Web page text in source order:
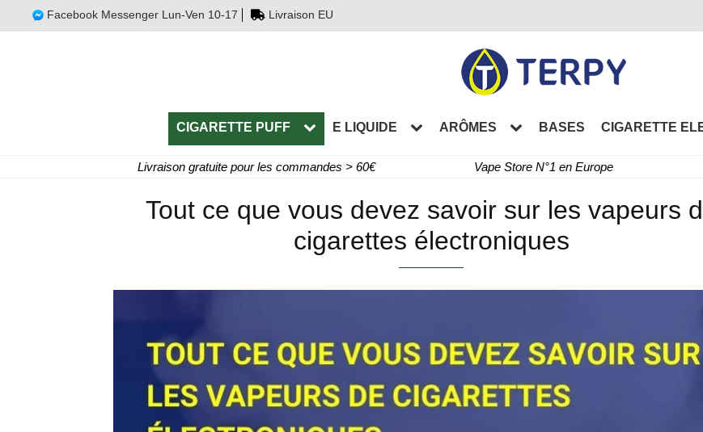
Facebook Messenger Lun-Ven 10-17 Livraison EU
CIGARETTE PUFF E LIQUIDE ARÔMES BASES CIGARETTE
Livraison gratuite pour les commandes > 60€ Vape Store N°1 en Europe
Tout ce que vous devez savoir sur les vapeurs
cigarettes électroniques